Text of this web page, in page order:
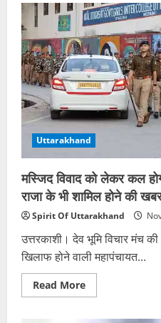
आफत
बनेगी
वसुधरा
ग्लेशियर
झील,
मौसम
परिवर्तन
से
पिघल
रहे
ग्लेशियर,
झीलों
का
बढ़
रहा
आकार
Uttarakhand
मस्जिद विवाद को लेकर कल
राजा के भी शामिल होने की
Spirit Of Uttarakhand
उत्तरकाशी। देव भूमि विचार मंच
खिलाफ होने वाली महापंचायत...
Read MoreRead
more